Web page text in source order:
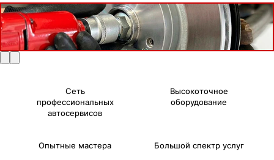
Сеть
профессиональных
автосервисов
Высокоточное
оборудование
Опытные мастера Большой спектр услуг